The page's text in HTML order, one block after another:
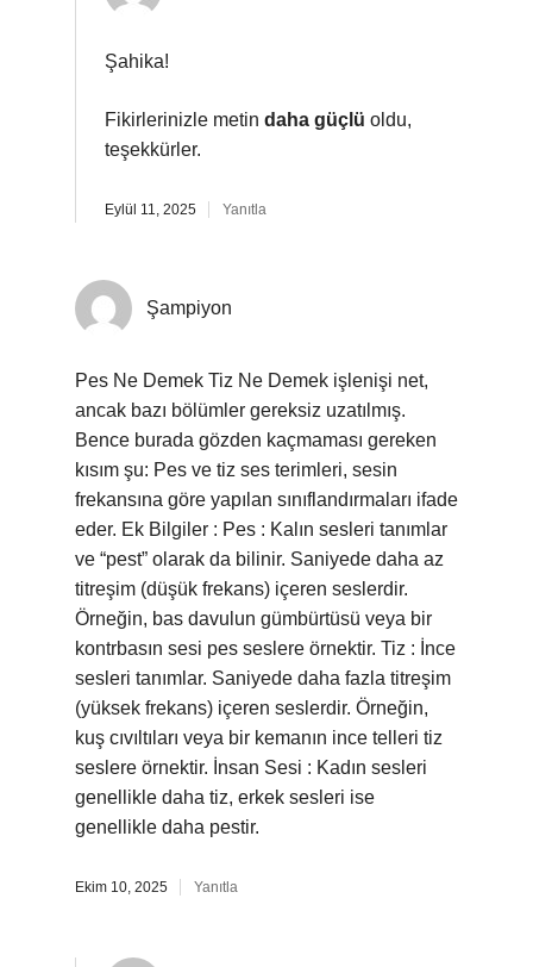
Şahika!
Fikirlerinizle metin daha güçlü oldu,
teşekkürler.
Eylül 11, 2025 Yanıtla
Şampiyon
Pes Ne Demek Tiz Ne Demek işlenişi net,
ancak bazı bölümler gereksiz uzatılmış.
Bence burada gözden kaçmaması gereken
kısım şu: Pes ve tiz ses terimleri, sesin
frekansına göre yapılan sınıflandırmaları ifade
eder. Ek Bilgiler : Pes : Kalın sesleri tanımlar
ve “pest” olarak da bilinir. Saniyede daha az
titreşim (düşük frekans) içeren seslerdir.
Örneğin, bas davulun gümbürtüsü veya bir
kontrbasın sesi pes seslere örnektir. Tiz : İnce
sesleri tanımlar. Saniyede daha fazla titreşim
(yüksek frekans) içeren seslerdir. Örneğin,
kuş cıvıltıları veya bir kemanın ince telleri tiz
seslere örnektir. İnsan Sesi : Kadın sesleri
genellikle daha tiz, erkek sesleri ise
genellikle daha pestir.
Ekim 10, 2025 Yanıtla